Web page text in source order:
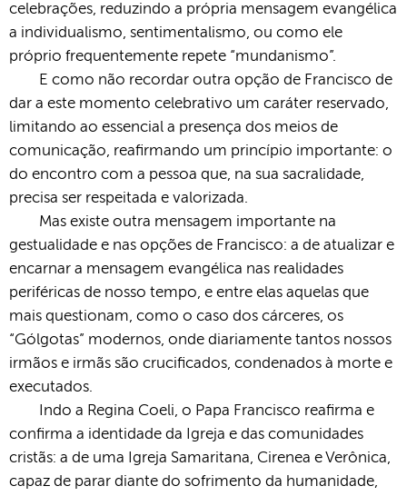
celebrações, reduzindo a própria mensagem evangélica
a individualismo, sentimentalismo, ou como ele
próprio frequentemente repete “mundanismo”.
E como não recordar outra opção de Francisco de
dar a este momento celebrativo um caráter reservado,
limitando ao essencial a presença dos meios de
comunicação, reafirmando um princípio importante: o
do encontro com a pessoa que, na sua sacralidade,
precisa ser respeitada e valorizada.
Mas existe outra mensagem importante na
gestualidade e nas opções de Francisco: a de atualizar e
encarnar a mensagem evangélica nas realidades
periféricas de nosso tempo, e entre elas aquelas que
mais questionam, como o caso dos cárceres, os
“Gólgotas” modernos, onde diariamente tantos nossos
irmãos e irmãs são crucificados, condenados à morte e
executados.
Indo a Regina Coeli, o Papa Francisco reafirma e
confirma a identidade da Igreja e das comunidades
cristãs: a de uma Igreja Samaritana, Cirenea e Verônica,
capaz de parar diante do sofrimento da humanidade,